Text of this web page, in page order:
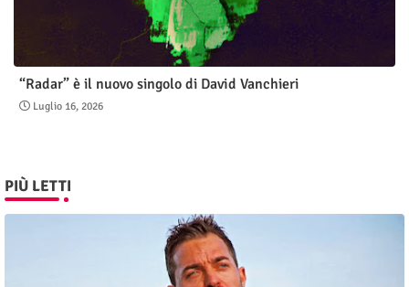
“Radar” è il nuovo singolo di David Vanchieri
Luglio 16, 2026
PIÙ LETTI